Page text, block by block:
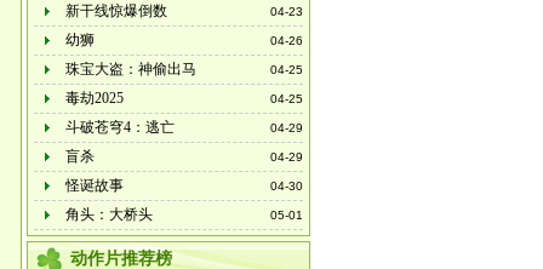
04-23
新干线惊爆倒数
04-26
幼狮
04-25
珠宝大盗：神偷出马
04-25
毒劫2025
04-29
斗破苍穹4：逃亡
04-29
盲杀
04-30
怪诞故事
05-01
角头：大桥头
动作片推荐榜